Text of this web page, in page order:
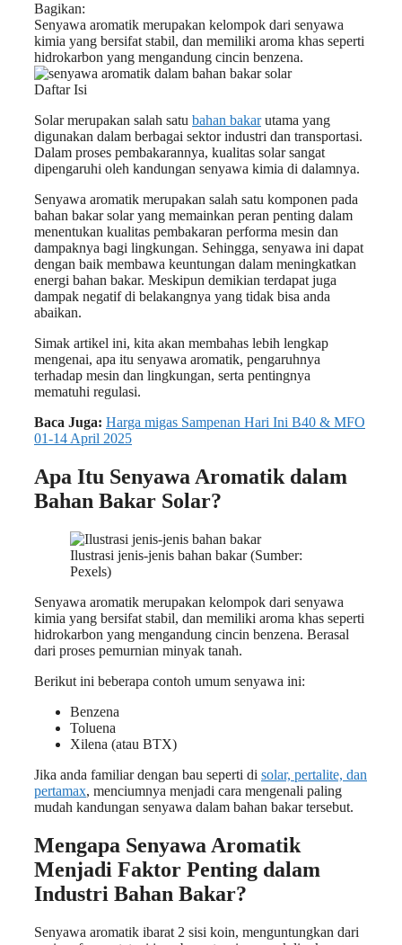
Bagikan:
Senyawa aromatik merupakan kelompok dari senyawa
kimia yang bersifat stabil, dan memiliki aroma khas seperti
hidrokarbon yang mengandung cincin benzena.
Daftar Isi
Solar merupakan salah satu bahan bakarutama yang
digunakan dalam berbagai sektor industri dan transportasi.
Dalam proses pembakarannya, kualitas solar sangat
dipengaruhi oleh kandungan senyawa kimia di dalamnya.
Senyawa aromatik merupakan salah satu komponen pada
bahan bakar solar yang memainkan peran penting dalam
menentukan kualitas pembakaran performa mesin dan
dampaknya bagi lingkungan. Sehingga, senyawa ini dapat
dengan baik membawa keuntungan dalam meningkatkan
energi bahan bakar. Meskipun demikian terdapat juga
dampak negatif di belakangnya yang tidak bisa anda
abaikan.
Simak artikel ini, kita akan membahas lebih lengkap
mengenai, apa itu senyawa aromatik, pengaruhnya
terhadap mesin dan lingkungan, serta pentingnya
mematuhi regulasi.
Baca Juga: Harga migas Sampenan Hari Ini B40 & MFO
01-14 April 2025
Apa Itu Senyawa Aromatik dalam
Bahan Bakar Solar?
Ilustrasi jenis-jenis bahan bakar (Sumber:
Pexels)
Senyawa aromatik merupakan kelompok dari senyawa
kimia yang bersifat stabil, dan memiliki aroma khas seperti
hidrokarbon yang mengandung cincin benzena. Berasal
dari proses pemurnian minyak tanah.
Berikut ini beberapa contoh umum senyawa ini:
Benzena
Toluena
Xilena (atau BTX)
Jika anda familiar dengan bau seperti di solar, pertalite, dan
pertamax, menciumnya menjadi cara mengenali paling
mudah kandungan senyawa dalam bahan bakar tersebut.
Mengapa Senyawa Aromatik
Menjadi Faktor Penting dalam
Industri Bahan Bakar?
Senyawa aromatik ibarat 2 sisi koin, menguntungkan dari